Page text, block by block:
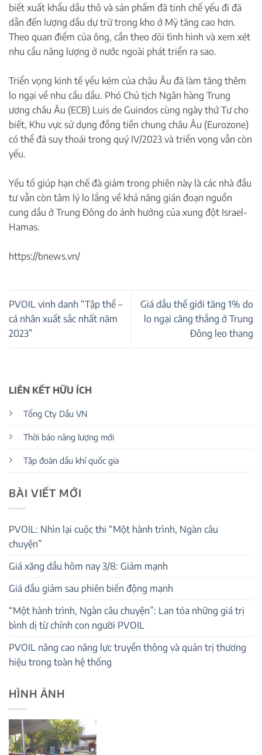
biết xuất khẩu dầu thô và sản phẩm đã tinh chế yếu đi đã
dẫn đến lượng dầu dự trữ trong kho ở Mỹ tăng cao hơn.
Theo quan điểm của ông, cần theo dõi tình hình và xem xét
nhu cầu năng lượng ở nước ngoài phát triển ra sao.
Triển vọng kinh tế yếu kém của châu Âu đã làm tăng thêm
lo ngại về nhu cầu dầu. Phó Chủ tịch Ngân hàng Trung
ương châu Âu (ECB) Luis de Guindos cùng ngày thứ Tư cho
biết, Khu vực sử dụng đồng tiền chung châu Âu (Eurozone)
có thể đã suy thoái trong quý IV/2023 và triển vọng vẫn còn
yếu.
Yếu tố giúp hạn chế đà giảm trong phiên này là các nhà đầu
tư vẫn còn tâm lý lo lắng về khả năng gián đoạn nguồn
cung dầu ở Trung Đông do ảnh hưởng của xung đột Israel-
Hamas.
https://bnews.vn/
PVOIL vinh danh “Tập thể –
cá nhân xuất sắc nhất năm
2023”
Giá dầu thế giới tăng 1% do
lo ngại căng thẳng ở Trung
Đông leo thang
LIÊN KẾT HỮU ÍCH
Tổng Cty Dầu VN
Thời báo năng lượng mới
Tập đoàn dầu khí quốc gia
BÀI VIẾT MỚI
PVOIL: Nhìn lại cuộc thi “Một hành trình, Ngàn câu
chuyện”
Giá xăng dầu hôm nay 3/8: Giảm mạnh
Giá dầu giảm sau phiên biến động mạnh
“Một hành trình, Ngàn câu chuyện”: Lan tỏa những giá trị
bình dị từ chính con người PVOIL
PVOIL nâng cao năng lực truyền thông và quản trị thương
hiệu trong toàn hệ thống
HÌNH ẢNH